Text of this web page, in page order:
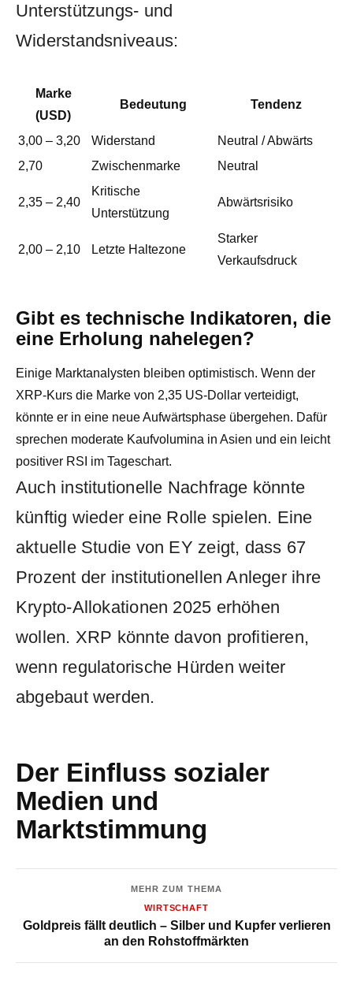
Unterstützungs- und
Widerstandsniveaus:
Marke
(USD)
Bedeutung Tendenz
3,00 – 3,20 Widerstand
Neutral / Abwärts
2,70
Zwischenmarke Neutral
2,35 – 2,40
Kritische
Unterstützung
Abwärtsrisiko
2,00 – 2,10 Letzte Haltezone
Starker
Verkaufsdruck
Gibt es technische Indikatoren, die
eine Erholung nahelegen?
Einige Marktanalysten bleiben optimistisch. Wenn der
XRP-Kurs die Marke von 2,35 US-Dollar verteidigt,
könnte er in eine neue Aufwärtsphase übergehen. Dafür
sprechen moderate Kaufvolumina in Asien und ein leicht
positiver RSI im Tageschart.
Auch institutionelle Nachfrage könnte
künftig wieder eine Rolle spielen. Eine
aktuelle Studie von EY zeigt, dass 67
Prozent der institutionellen Anleger ihre
Krypto-Allokationen 2025 erhöhen
wollen. XRP könnte davon profitieren,
wenn regulatorische Hürden weiter
abgebaut werden.
Der Einfluss sozialer
Medien und
Marktstimmung
MEHR ZUM THEMA
WIRTSCHAFT
Goldpreis fällt deutlich – Silber und Kupfer verlieren
an den Rohstoffmärkten